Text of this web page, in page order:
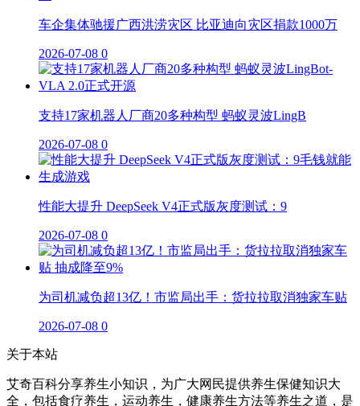
车企集体驰援广西洪涝灾区 比亚迪向灾区捐款1000万
2026-07-08 0
支持17家机器人厂商20多种构型 蚂蚁灵波LingB
2026-07-08 0
性能大提升 DeepSeek V4正式版灰度测试：9
2026-07-08 0
为司机减负超13亿！市监局出手：货拉拉取消独家车贴
2026-07-08 0
关于本站
艾奇百科分享养生小知识，为广大网民提供养生保健知识大
全，包括食疗养生，运动养生，健康养生方法等养生之道，是